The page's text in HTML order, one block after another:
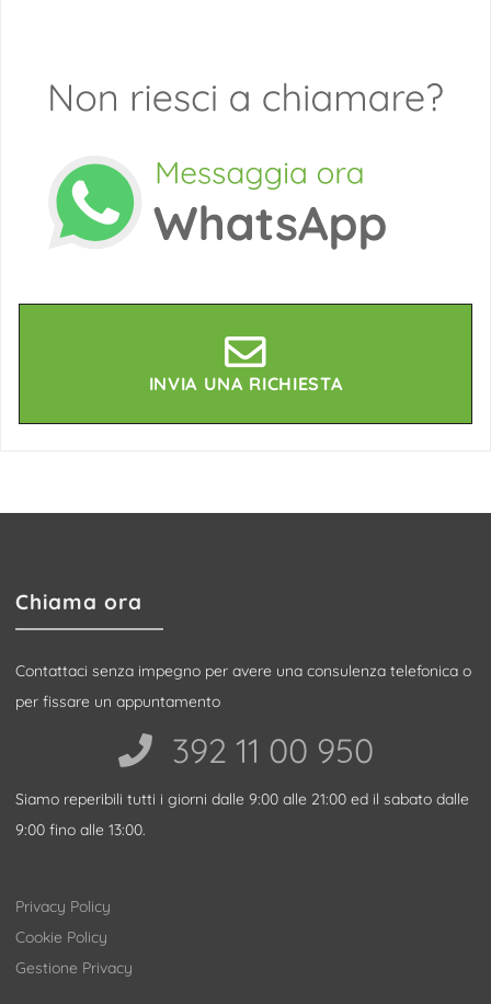
INVIA UNA RICHIESTA
Chiama ora
Contattaci senza impegno per avere una consulenza telefonica o
per fissare un appuntamento
392 11 00 950‬
Siamo reperibili tutti i giorni dalle 9:00 alle 21:00 ed il sabato dalle
9:00 fino alle 13:00.
Privacy Policy
Cookie Policy
Gestione Privacy